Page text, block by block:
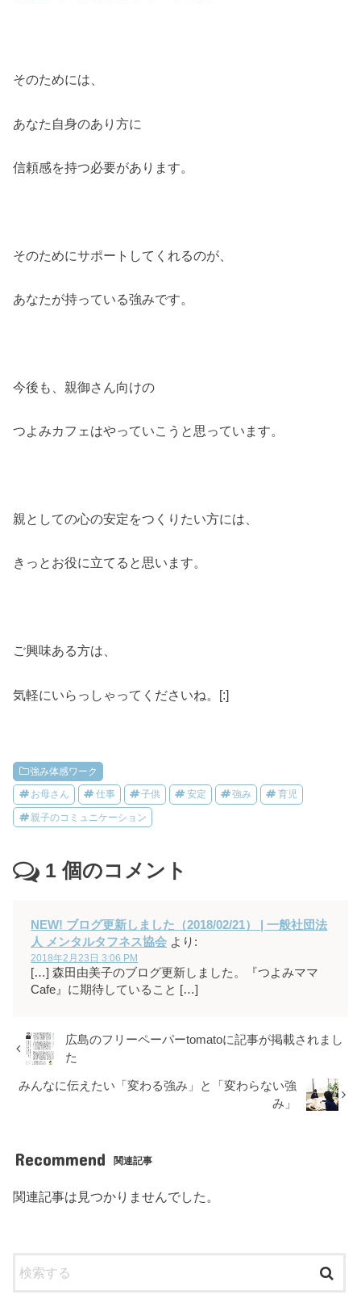
そのためには、
あなた自身のあり方に
信頼感を持つ必要があります。
そのためにサポートしてくれるのが、
あなたが持っている強みです。
今後も、親御さん向けの
つよみカフェはやっていこうと思っています。
親としての心の安定をつくりたい方には、
きっとお役に立てると思います。
ご興味ある方は、
気軽にいらっしゃってくださいね。[:]
強み体感ワーク
お母さん 仕事 子供 安定 強み 育児
親子のコミュニケーション
1 個のコメント
NEW! ブログ更新しました（2018/02/21） | 一般社団法
人 メンタルタフネス協会 より:
2018年2月23日 3:06 PM
[…] 森田由美子のブログ更新しました。『つよみママ
Cafe』に期待していること […]
広島のフリーペーパーtomatoに記事が掲載されまし
た
みんなに伝えたい「変わる強み」と「変わらない強
み」
Recommend 関連記事
関連記事は見つかりませんでした。